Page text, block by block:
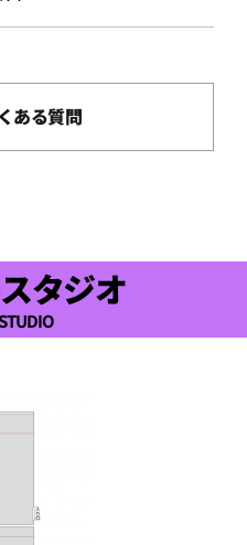
ある質問
タジオ